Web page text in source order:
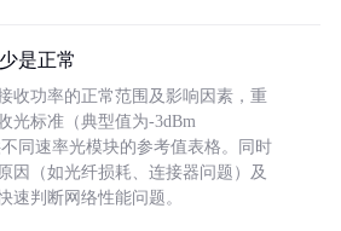
是正常
收功率的正常范围及影响因素，重
光标准（典型值为-3dBm
同速率光模块的参考值表格。同时
因（如光纤损耗、连接器问题）及
速判断网络性能问题。